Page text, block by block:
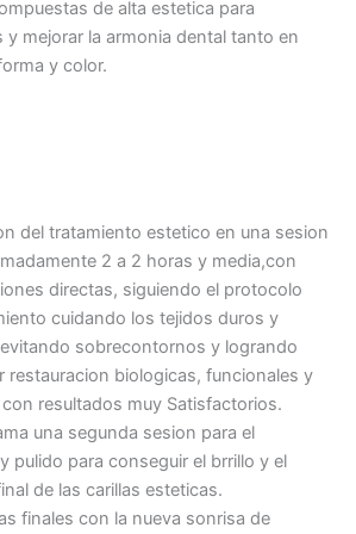
de alta estetica para
y mejorar la armonia dental tanto en
y color.
del tratamiento estetico en una sesion
2 a 2 horas y media,con
directas, siguiendo el protocolo
cuidando los tejidos duros y
sobrecontornos y logrando
restauracion biologicas, funcionales y
resultados muy Satisfactorios.
una segunda sesion para el
pulido para conseguir el brrillo y el
de las carillas esteticas.
finales con la nueva sonrisa de